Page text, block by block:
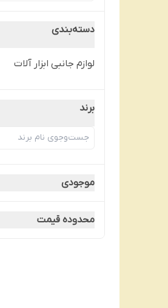
دسته‌بندی
لوازم جانبی ابزار آلات
برند
موجودی
محدوده قیمت